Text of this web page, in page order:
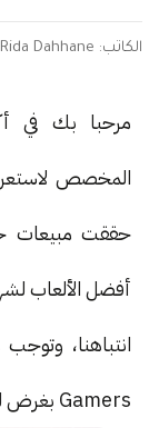
الكاتب: Rida Dahhane
حققت مبيعات
أفضل الألعاب
انتباهنا،
Gamers بغرض لعبها.